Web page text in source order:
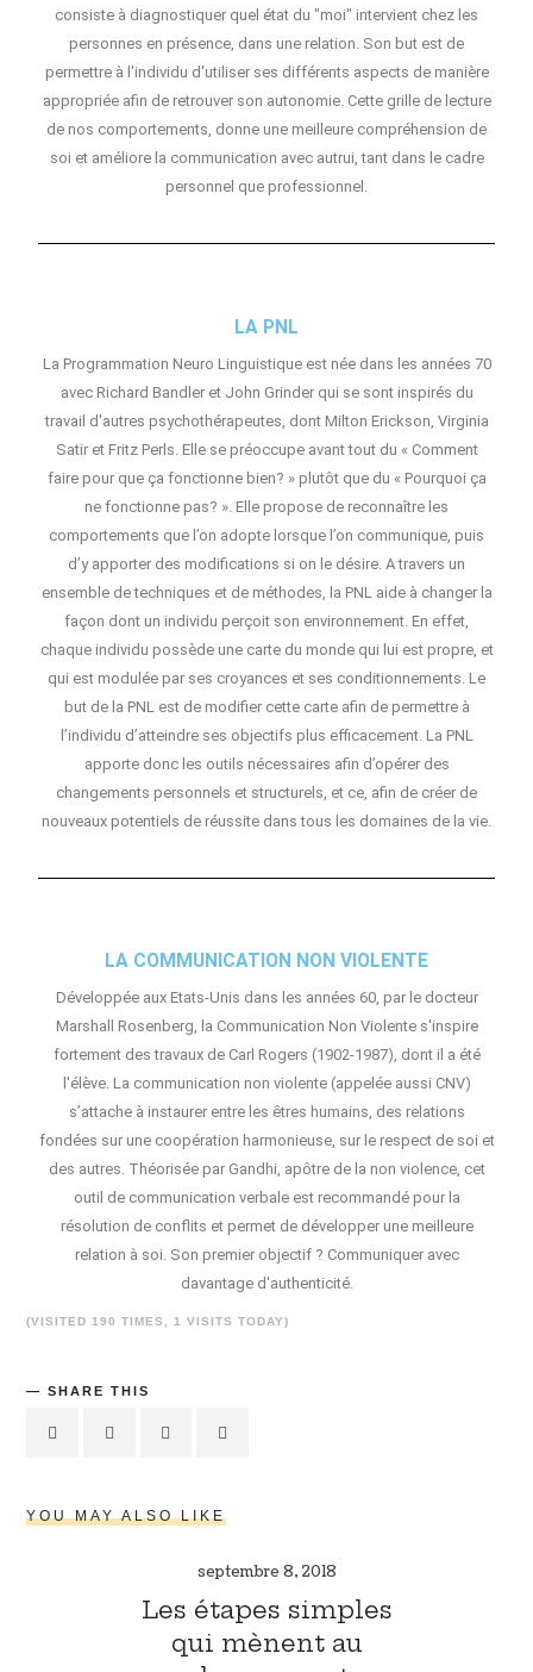
consiste à diagnostiquer quel état du "moi" intervient chez les
personnes en présence, dans une relation. Son but est de
permettre à l'individu d'utiliser ses différents aspects de manière
appropriée afin de retrouver son autonomie. Cette grille de lecture
de nos comportements, donne une meilleure compréhension de
soi et améliore la communication avec autrui, tant dans le cadre
personnel que professionnel.
LA PNL
La Programmation Neuro Linguistique est née dans les années 70
avec Richard Bandler et John Grinder qui se sont inspirés du
travail d'autres psychothérapeutes, dont Milton Erickson, Virginia
Satir et Fritz Perls. Elle se préoccupe avant tout du « Comment
faire pour que ça fonctionne bien? » plutôt que du « Pourquoi ça
ne fonctionne pas? ». Elle propose de reconnaître les
comportements que l’on adopte lorsque l’on communique, puis
d’y apporter des modifications si on le désire. A travers un
ensemble de techniques et de méthodes, la PNL aide à changer la
façon dont un individu perçoit son environnement. En effet,
chaque individu possède une carte du monde qui lui est propre, et
qui est modulée par ses croyances et ses conditionnements. Le
but de la PNL est de modifier cette carte afin de permettre à
l’individu d’atteindre ses objectifs plus efficacement. La PNL
apporte donc les outils nécessaires afin d’opérer des
changements personnels et structurels, et ce, afin de créer de
nouveaux potentiels de réussite dans tous les domaines de la vie.
LA COMMUNICATION NON VIOLENTE
Développée aux Etats-Unis dans les années 60, par le docteur
Marshall Rosenberg, la Communication Non Violente s'inspire
fortement des travaux de Carl Rogers (1902-1987), dont il a été
l'élève. La communication non violente (appelée aussi CNV)
s’attache à instaurer entre les êtres humains, des relations
fondées sur une coopération harmonieuse, sur le respect de soi et
des autres. Théorisée par Gandhi, apôtre de la non violence, cet
outil de communication verbale est recommandé pour la
résolution de conflits et permet de développer une meilleure
relation à soi. Son premier objectif ? Communiquer avec
davantage d'authenticité.
(VISITED 190 TIMES, 1 VISITS TODAY)
SHARE THIS
YOU MAY ALSO LIKE
septembre 8, 2018
Les étapes simples
qui mènent au